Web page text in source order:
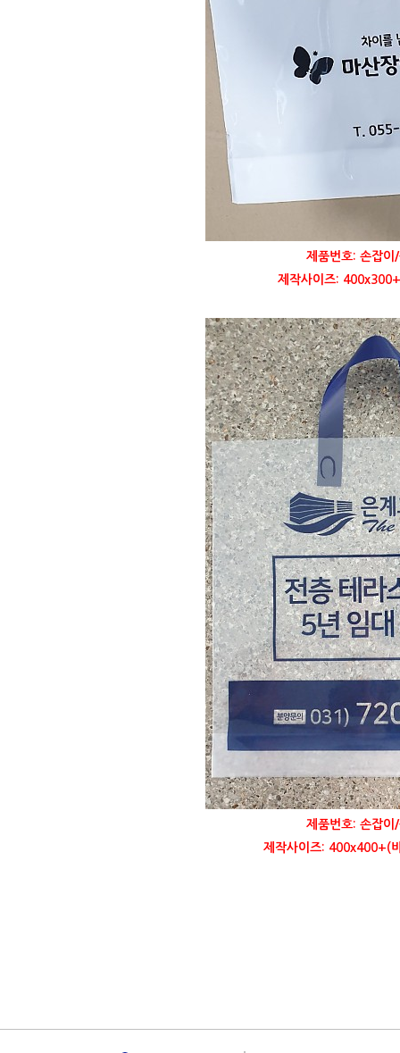
제품번호: 손잡이
제작사이즈:
제품번호: 손잡이
제작사이즈: 400x400+(